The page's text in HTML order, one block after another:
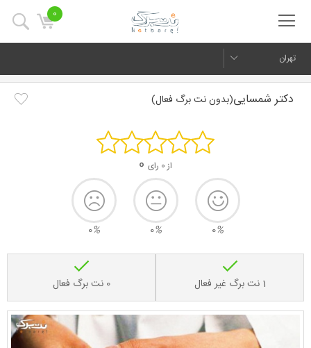
0
تهران
دکتر شمسایی(بدون نت برگ فعال)
از 0 رای 0
0%
0%
0%
1 نت برگ غیر فعال 0 نت برگ فعال